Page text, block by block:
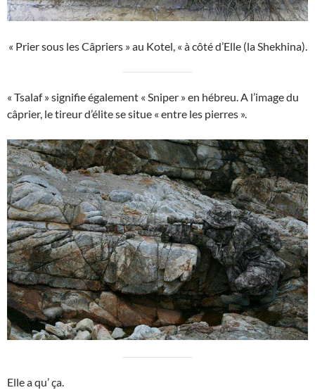
« Prier sous les Câpriers » au Kotel, « à côté d’Elle (la Shekhina).
« Tsalaf » signifie également « Sniper » en hébreu. A l’image du
câprier, le tireur d’élite se situe « entre les pierres ».
Elle a qu’ ça.